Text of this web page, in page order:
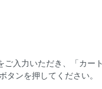
入力いただき、「カー
ンを押してください。